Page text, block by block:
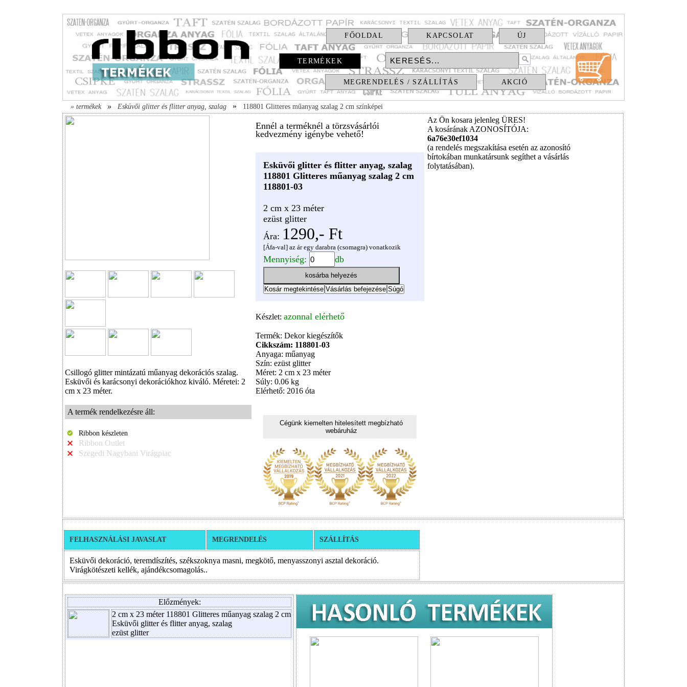
FŐOLDAL KAPCSOLAT ÚJ
TERMÉKEK
MEGRENDELÉS / SZÁLLÍTÁS AKCIÓ
» termékek» Esküvői glitter és flitter anyag, szalag » 118801 Glitteres műanyag szalag 2 cm színképei
Csillogó glitter mintázatú műanyag dekorációs szalag.
Esküvői és karácsonyi dekorációkhoz kiváló. Méretei: 2
cm x 23 méter.
A termék rendelkezésre áll:
Ribbon készleten
Ribbon Outlet
Szegedi Nagybani Virágpiac
Ennél a terméknél a törzsvásárlói
kedvezmény igénybe vehető!
Esküvői glitter és flitter anyag, szalag
118801 Glitteres műanyag szalag 2 cm
118801-03
2 cm x 23 méter
ezüst glitter
Ára: 1290,- Ft
[Áfa-val] az ár egy darabra (csomagra) vonatkozik
Mennyiség: db
Készlet: azonnal elérhető
Termék: Dekor kiegészítők
Cikkszám: 118801-03
Anyaga: műanyag
Szín: ezüst glitter
Méret: 2 cm x 23 méter
Súly: 0.06 kg
Elérhető: 2016 óta
Cégünk kiemelten hitelesített megbízható
webáruház
Az Ön kosara jelenleg ÜRES!
A kosárának AZONOSÍTÓJA:
6a76e30ef1034
(a rendelés megszakítása esetén az azonosító
bírtokában munkatársunk segíthet a vásárlás
folytatásában).
FELHASZNÁLÁSI JAVASLAT MEGRENDELÉS SZÁLLÍTÁS
Esküvői dekoráció, teremdíszítés, székszoknya masni, megkötő, menyasszonyi asztal dekoráció.
Virágkötészeti kellék, ajándékcsomagolás..
Előzmények:
2 cm x 23 méter 118801 Glitteres műanyag szalag 2 cm
Esküvői glitter és flitter anyag, szalag
ezüst glitter